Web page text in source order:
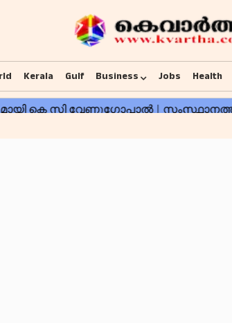
Kerala Gulf Business Jobs Health